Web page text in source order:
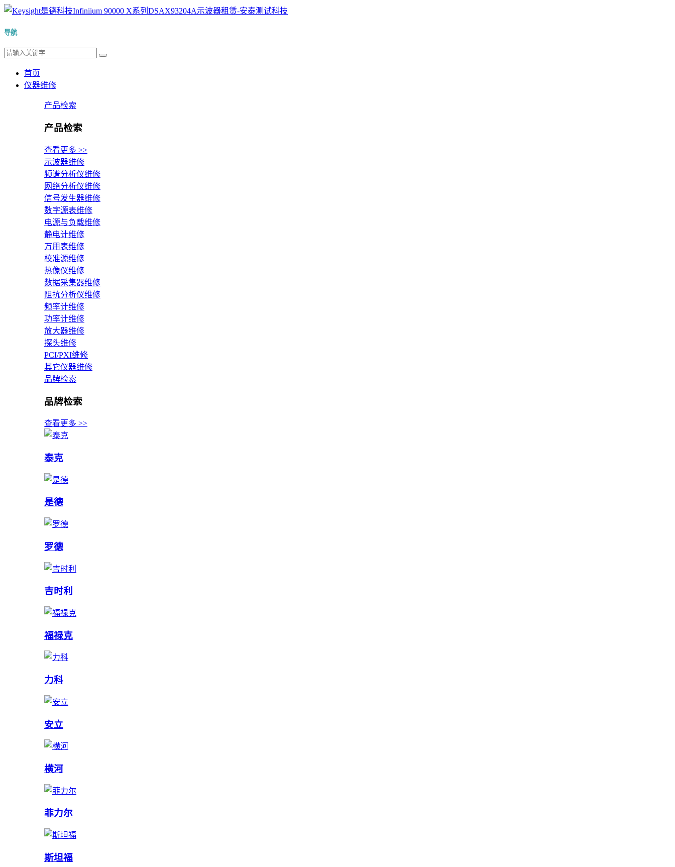
导航
首页
仪器维修
产品检索
产品检索
查看更多 >>
示波器维修
频谱分析仪维修
网络分析仪维修
信号发生器维修
数字源表维修
电源与负载维修
静电计维修
万用表维修
校准源维修
热像仪维修
数据采集器维修
阻抗分析仪维修
频率计维修
功率计维修
放大器维修
探头维修
PCI/PXI维修
其它仪器维修
品牌检索
品牌检索
查看更多 >>
泰克
是德
罗德
吉时利
福禄克
力科
安立
横河
菲力尔
斯坦福